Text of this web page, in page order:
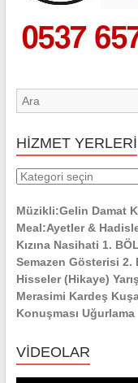
HİZMET YERLERİ
HİZMET
Müzikli:Gelin Damat
Meal:Ayetler &
Kızına Nasihati 1.
Semazen Gösterisi 2.
Hisseler (Hikaye)
Merasimi Kardeş
Konuşması Uğurlama
VİDEOLAR